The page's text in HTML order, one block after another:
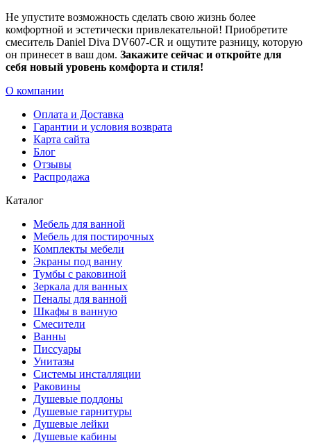
Не упустите возможность сделать свою жизнь более
комфортной и эстетически привлекательной! Приобретите
смеситель Daniel Diva DV607-CR и ощутите разницу, которую
он принесет в ваш дом. Закажите сейчас и откройте для
себя новый уровень комфорта и стиля!
О компании
Оплата и Доставка
Гарантии и условия возврата
Карта сайта
Блог
Отзывы
Распродажа
Каталог
Мебель для ванной
Мебель для постирочных
Комплекты мебели
Экраны под ванну
Тумбы с раковиной
Зеркала для ванных
Пеналы для ванной
Шкафы в ванную
Смесители
Ванны
Писсуары
Унитазы
Системы инсталляции
Раковины
Душевые поддоны
Душевые гарнитуры
Душевые лейки
Душевые кабины